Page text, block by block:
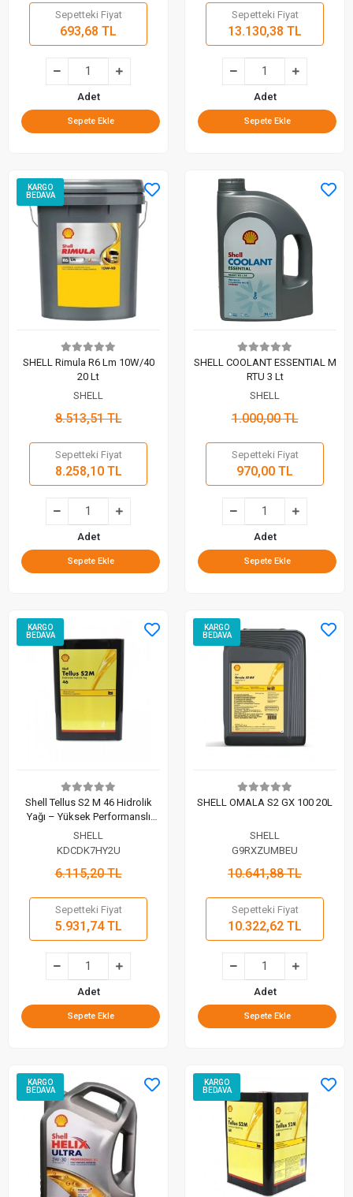
Sepetteki Fiyat
693,68 TL
Adet
Sepete Ekle
Sepetteki Fiyat
13.130,38 TL
Adet
Sepete Ekle
KARGO
BEDAVA
SHELL Rimula R6 Lm 10W/40
20 Lt
SHELL
8.513,51 TL
Sepetteki Fiyat
8.258,10 TL
Adet
Sepete Ekle
SHELL COOLANT ESSENTIAL M
RTU 3 Lt
SHELL
1.000,00 TL
Sepetteki Fiyat
970,00 TL
Adet
Sepete Ekle
KARGO
BEDAVA
Shell Tellus S2 M 46 Hidrolik
Yağı – Yüksek Performanslı
Mineral Bazlı Hidrolik Sistem
Yağı 16LT
SHELL
KDCDK7HY2U
6.115,20 TL
Sepetteki Fiyat
5.931,74 TL
Adet
Sepete Ekle
KARGO
BEDAVA
SHELL OMALA S2 GX 100 20L
SHELL
G9RXZUMBEU
10.641,88 TL
Sepetteki Fiyat
10.322,62 TL
Adet
Sepete Ekle
KARGO
BEDAVA
KARGO
BEDAVA